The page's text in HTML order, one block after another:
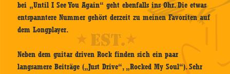
bei „Until I See You Again“ geht ebenfalls ins Ohr. Die etwas
entspanntere Nummer gehört derzeit zu meinen Favoriten auf
dem Longplayer.
Neben dem guitar driven Rock finden sich ein paar
langsamere Beiträge („Just Drive“, „Rocked My Soul“). Sehr